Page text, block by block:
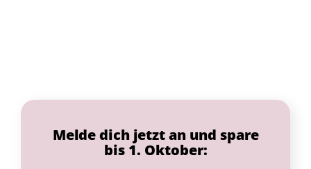
Melde dich jetzt an und spare
bis 1. Oktober: